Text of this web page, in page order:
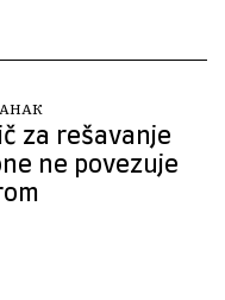
za rešavanje
ne povezuje